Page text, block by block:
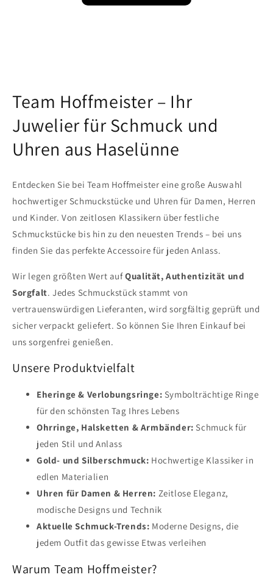
Team Hoffmeister – Ihr
Juwelier für Schmuck und
Uhren aus Haselünne
Entdecken Sie bei Team Hoffmeister eine große Auswahl
hochwertiger Schmuckstücke und Uhren für Damen, Herren
und Kinder. Von zeitlosen Klassikern über festliche
Schmuckstücke bis hin zu den neuesten Trends – bei uns
finden Sie das perfekte Accessoire für jeden Anlass.
Wir legen größten Wert aufQualität, Authentizität und
Sorgfalt. Jedes Schmuckstück stammt von
vertrauenswürdigen Lieferanten, wird sorgfältig geprüft und
sicher verpackt geliefert. So können Sie Ihren Einkauf bei
uns sorgenfrei genießen.
Unsere Produktvielfalt
Eheringe & Verlobungsringe: Symbolträchtige Ringe
für den schönsten Tag Ihres Lebens
Ohrringe, Halsketten & Armbänder: Schmuck für
jeden Stil und Anlass
Gold- und Silberschmuck: Hochwertige Klassiker in
edlen Materialien
Uhren für Damen & Herren: Zeitlose Eleganz,
modische Designs und Technik
Aktuelle Schmuck-Trends: Moderne Designs, die
jedem Outfit das gewisse Etwas verleihen
Warum Team Hoffmeister?